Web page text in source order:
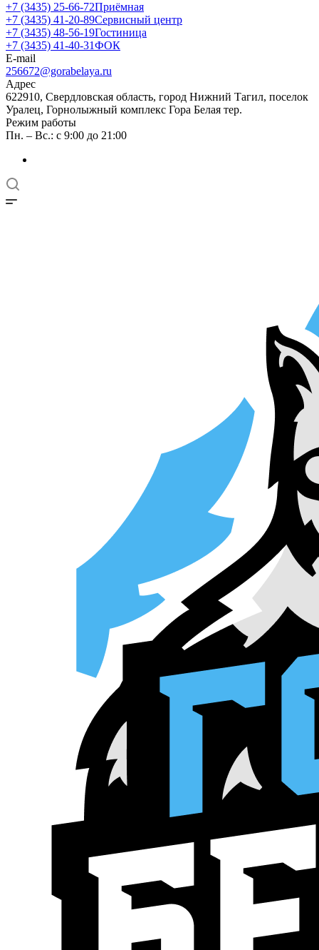
+7 (3435) 25-66-72Приёмная
+7 (3435) 41-20-89Сервисный центр
+7 (3435) 48-56-19Гостиница
+7 (3435) 41-40-31ФОК
E-mail
256672@gorabelaya.ru
Адрес
622910, Свердловская область, город Нижний Тагил, поселок
Уралец, Горнолыжный комплекс Гора Белая тер.
Режим работы
Пн. – Вс.: с 9:00 до 21:00